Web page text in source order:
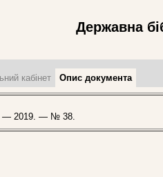
Державна
кабінет Опис документа
— 2019. — № 38.